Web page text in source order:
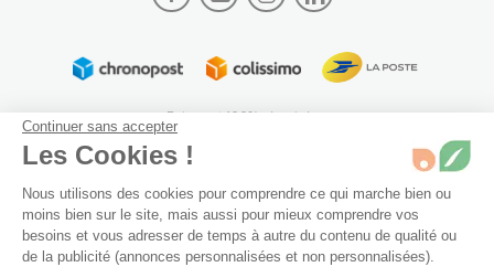
Paiement 100% sécurisé
Continuer sans accepter
Les Cookies !
Nous utilisons des cookies pour comprendre ce qui marche bien ou
moins bien sur le site, mais aussi pour mieux comprendre vos
besoins et vous adresser de temps à autre du contenu de qualité ou
de la publicité (annonces personnalisées et non personnalisées).